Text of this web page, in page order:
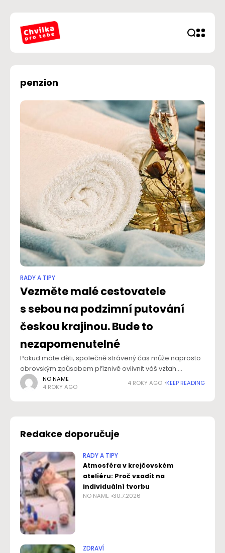
penzion
RADY A TIPY
Vezměte malé cestovatele
s sebou na podzimní putování
českou krajinou. Bude to
nezapomenutelné
Pokud máte děti, společně strávený čas může naprosto
obrovským způsobem příznivě ovlivnit váš vztah.
V dnešní době, kdy se stále honíme do práce, za
povinnostmi doma, zároveň se chceme dovzdělávat,
NO NAME
4 ROKY AGO
4 ROKY AGO KEEP READING
Redakce doporučuje
RADY A TIPY
Atmosféra v krejčovském
ateliéru: Proč vsadit na
individuální tvorbu
NO NAME 30.7.2026
ZDRAVÍ